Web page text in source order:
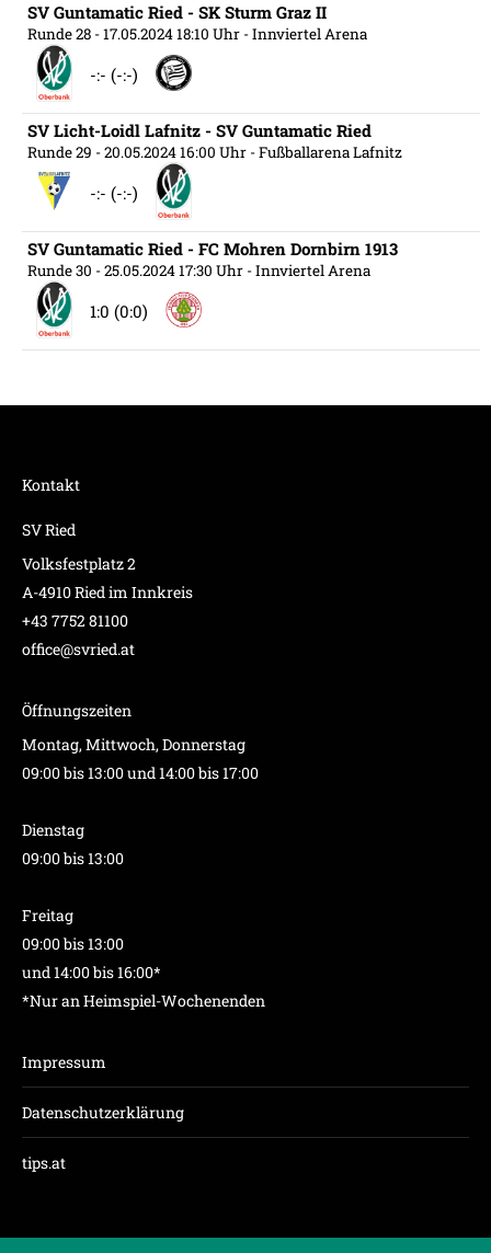
SV Guntamatic Ried - SK Sturm Graz II
Runde 28 - 17.05.2024 18:10 Uhr - Innviertel Arena
-:- (-:-)
SV Licht-Loidl Lafnitz - SV Guntamatic Ried
Runde 29 - 20.05.2024 16:00 Uhr - Fußballarena Lafnitz
-:- (-:-)
SV Guntamatic Ried - FC Mohren Dornbirn 1913
Runde 30 - 25.05.2024 17:30 Uhr - Innviertel Arena
1:0 (0:0)
Kontakt
SV Ried
Volksfestplatz 2
A-4910 Ried im Innkreis
+43 7752 81100
office@svried.at
Öffnungszeiten
Montag, Mittwoch, Donnerstag
09:00 bis 13:00 und 14:00 bis 17:00
Dienstag
09:00 bis 13:00
Freitag
09:00 bis 13:00
und 14:00 bis 16:00*
*Nur an Heimspiel-Wochenenden
Impressum
Datenschutzerklärung
tips.at